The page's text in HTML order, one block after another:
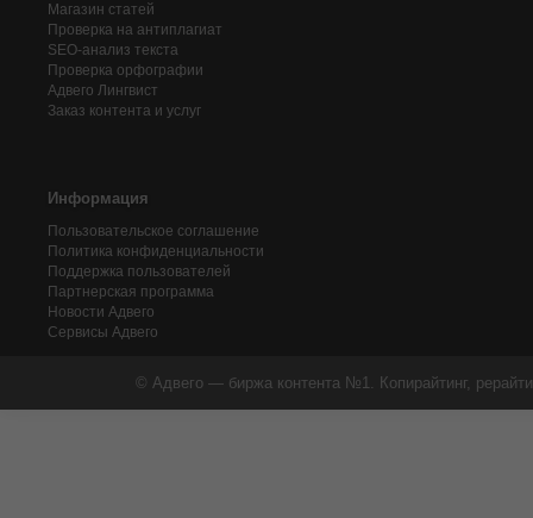
Магазин статей
Проверка на антиплагиат
SEO-анализ текста
Проверка орфографии
Адвего Лингвист
Заказ контента и услуг
Информация
Пользовательское соглашение
Политика конфиденциальности
Поддержка пользователей
Партнерская программа
Новости Адвего
Сервисы Адвего
© Адвего — биржа контента №1. Копирайтинг,